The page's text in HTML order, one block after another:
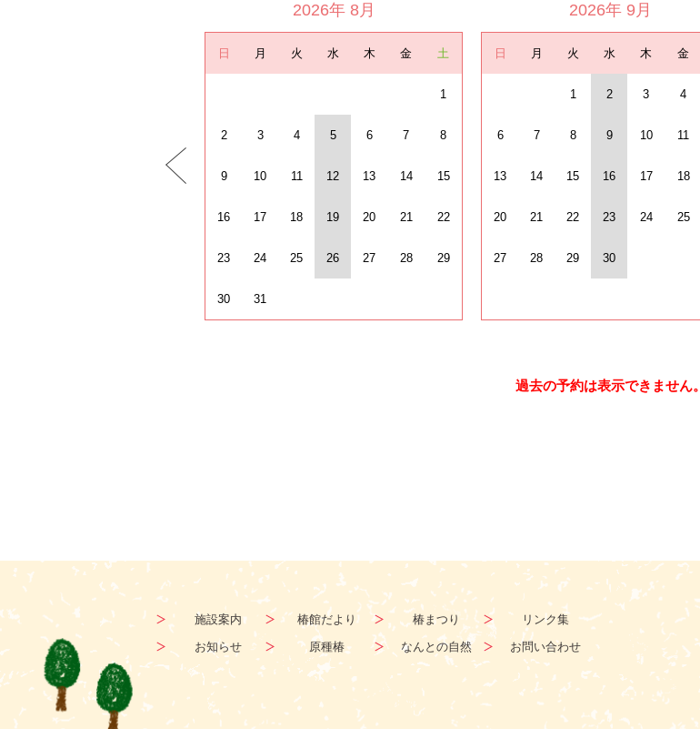
2026年 8月
日 月 火 水 木 金 土
1
2 3 4 5 6 7 8
9 10 11 12 13 14 15
16 17 18 19 20 21 22
23 24 25 26 27 28 29
30 31
2026年 9月
日 月 火 水 木 金
1 2 3 4
6 7 8 9 10 11
13 14 15 16 17 18
20 21 22 23 24 25
27 28 29 30
過去の予約は表示できません。
施設案内 椿館だより 椿まつり
リンク集
お知らせ
原種椿 なんとの自然 お問い合わせ